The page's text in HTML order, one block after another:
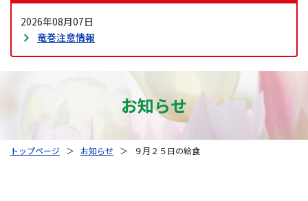
2026年08月07日
竜巻注意情報
お知らせ
トップページ ＞ お知らせ ＞ ９月２５日の給食